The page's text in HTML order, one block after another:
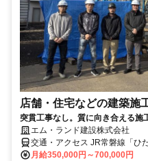
店舗・住宅などの建築施
突貫工事なし。質に向き合える施
エム・ランド建設株式会社
交通・アクセス JR常磐線「ひ
月給350,000円～700,000円